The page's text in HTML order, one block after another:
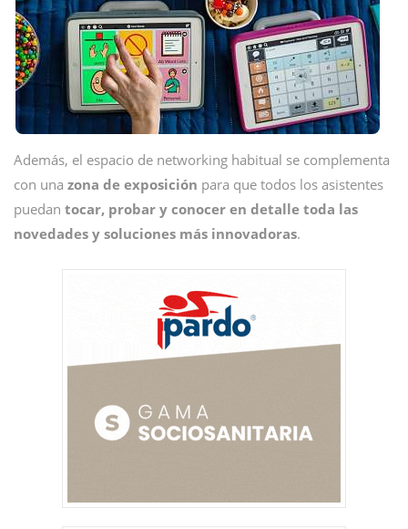
Además, el espacio de networking habitual se complementa
con una zona de exposición para que todos los asistentes
puedan tocar, probar y conocer en detalle toda las
novedades y soluciones más innovadoras.